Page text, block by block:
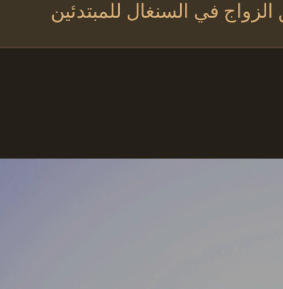
في السنغال للمبتدئين